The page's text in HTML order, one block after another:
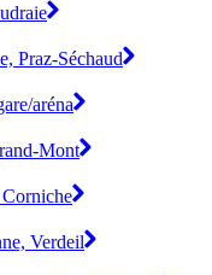
Praz-Séchaud
aréna
Mont
Verdeil